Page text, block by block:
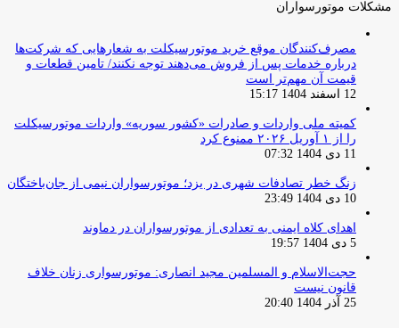
مشکلات موتورسواران
مصرف‌کنندگان موقع خرید موتورسیکلت به شعارهایی که شرکت‌ها
درباره خدمات پس از فروش می‌دهند توجه نکنند/ تامین قطعات و
قیمت آن مهم‌تر است
12 اسفند 1404 15:17
کمیته ملی واردات و صادرات «کشور سوریه» واردات موتورسیکلت
را از ۱ آوریل ۲۰۲۶ ممنوع کرد
11 دی 1404 07:32
زنگ خطر تصادفات شهری در یزد؛ موتورسواران نیمی از جان‌باختگان
10 دی 1404 23:49
اهدای کلاه ایمنی به تعدادی از موتورسواران در دماوند
5 دی 1404 19:57
حجت‌الاسلام و المسلمین مجید انصاری: موتورسواری زنان خلاف
قانون نیست
25 آذر 1404 20:40